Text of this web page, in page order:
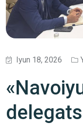
Iyun 18, 2026